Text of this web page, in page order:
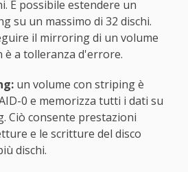
È possibile estendere un
su un massimo di 32 dischi.
il mirroring di un volume
è a tolleranza d'errore.
un volume con striping è
0 e memorizza tutti i dati su
Ciò consente prestazioni
e le scritture del disco
dischi.